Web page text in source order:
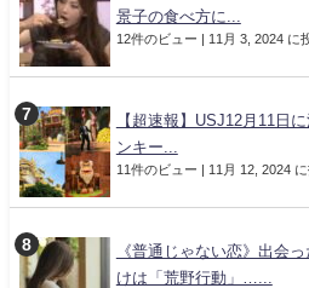
景子の食べ方に...
12件のビュー | 11月 3, 2024 に
【超速報】USJ12月11日
ンキー...
11件のビュー | 11月 12, 2024
《普通じゃない恋》出会
けは「荒野行動」…...